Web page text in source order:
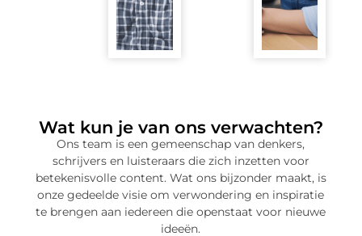
Het
mooiste
schrijven
is
het
moment
content
en
zorgt
blijven.
Hij
bouwt
aan
een
platform
ontdekking.
schrijven
niet
alleen
informatie
delen,
maar
de
onze
lezers.
Hij
en
vergroot
de
betrokkenheid
van
onze
community.
Wat kun je van ons verwachten?
Ons team is een gemeenschap van denkers,
schrijvers en luisteraars die zich inzetten voor
betekenisvolle content. Wat ons bijzonder maakt, is
onze gedeelde visie om verwondering en inspiratie
te brengen aan iedereen die openstaat voor nieuwe
ideeën.